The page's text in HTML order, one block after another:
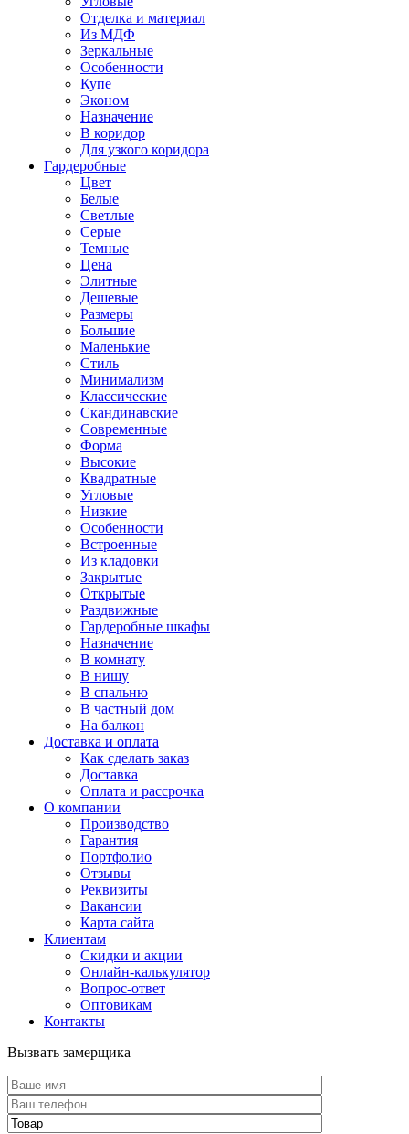
Отделка и материал
Из МДФ
Зеркальные
Особенности
Купе
Эконом
Назначение
В коридор
Для узкого коридора
Гардеробные
Цвет
Белые
Светлые
Серые
Темные
Цена
Элитные
Дешевые
Размеры
Большие
Маленькие
Стиль
Минимализм
Классические
Скандинавские
Современные
Форма
Высокие
Квадратные
Угловые
Низкие
Особенности
Встроенные
Из кладовки
Закрытые
Открытые
Раздвижные
Гардеробные шкафы
Назначение
В комнату
В нишу
В спальню
В частный дом
На балкон
Доставка и оплата
Как сделать заказ
Доставка
Оплата и рассрочка
О компании
Производство
Гарантия
Портфолио
Отзывы
Реквизиты
Вакансии
Карта сайта
Клиентам
Скидки и акции
Онлайн-калькулятор
Вопрос-ответ
Оптовикам
Контакты
Вызвать замерщика